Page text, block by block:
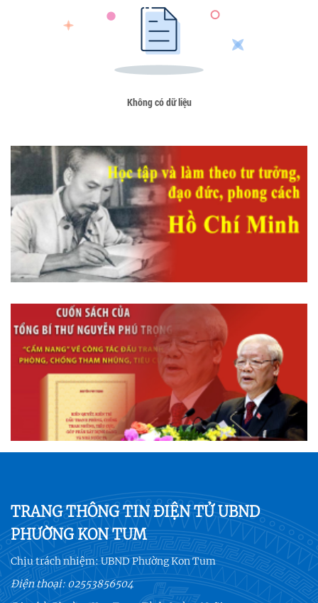
Không có dữ liệu
TRANG THÔNG TIN ĐIỆN TỬ UBND
PHƯỜNG KON TUM
Chịu trách nhiệm:UBND Phường Kon Tum
Điện thoại:02553856504